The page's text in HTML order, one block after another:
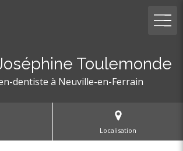
Toulemonde
dentiste à Neuville-en-Ferrain
Localisation